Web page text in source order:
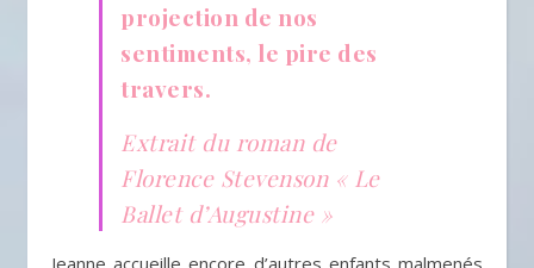
projection de nos
sentiments, le pire des
travers.
Extrait du roman de
Florence Stevenson « Le
Ballet d’Augustine »